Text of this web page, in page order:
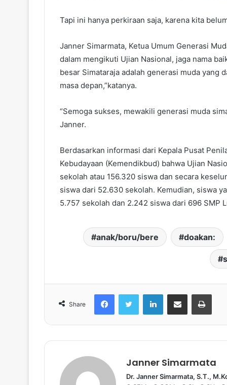
Tapi ini hanya perkiraan saja, karena kita
Janner Simarmata, Ketua Umum Generasi
dalam mengikuti Ujian Nasional, jaga nama
besar Simataraja adalah generasi muda yang
masa depan,”katanya.
“Semoga sukses, mewakili generasi muda
Janner.
Berdasarkan informasi dari Kepala Pusat
Kebudayaan (Kemendikbud) bahwa Ujian
sekolah atau 156.320 siswa dan secara
siswa dari 52.630 sekolah. Kemudian, siswa
5.757 sekolah dan 2.242 siswa dari 696 SMP
anak/boru/bere doakan:
Share
Janner Simarmata
Dr. Janner Simarmata, S.T.,